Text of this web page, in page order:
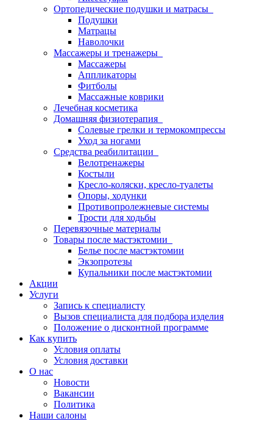
Ортопедические подушки и матрасы
Подушки
Матрацы
Наволочки
Массажеры и тренажеры
Массажеры
Аппликаторы
Фитболы
Массажные коврики
Лечебная косметика
Домашняя физиотерапия
Солевые грелки и термокомпрессы
Уход за ногами
Средства реабилитации
Велотренажеры
Костыли
Кресло-коляски, кресло-туалеты
Опоры, ходунки
Противопролежневые системы
Трости для ходьбы
Перевязочные материалы
Товары после мастэктомии
Белье после мастэктомии
Экзопротезы
Купальники после мастэктомии
Акции
Услуги
Запись к специалисту
Вызов специалиста для подбора изделия
Положение о дисконтной программе
Как купить
Условия оплаты
Условия доставки
О нас
Новости
Вакансии
Политика
Наши салоны